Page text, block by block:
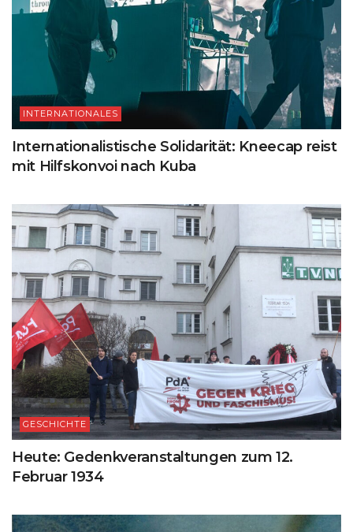
INTERNATIONALES
Internationalistische Solidarität: Kneecap reist
mit Hilfskonvoi nach Kuba
GESCHICHTE
Heute: Gedenkveranstaltungen zum 12.
Februar 1934